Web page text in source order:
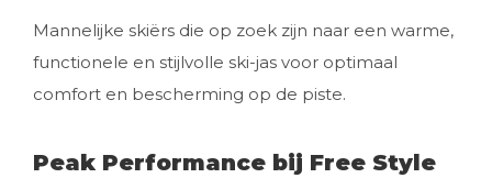
Mannelijke skiërs die op zoek zijn naar een warme,
functionele en stijlvolle ski-jas voor optimaal
comfort en bescherming op de piste.
Peak Performance bij Free Style